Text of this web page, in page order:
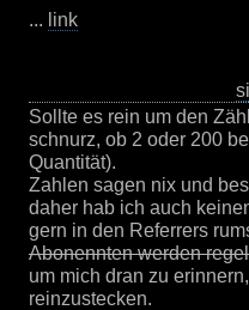
... link
Sollte es rein um den
schnurz, ob 2 oder 200
Quantität).
Zahlen sagen nix und
daher hab ich auch
gern in den Referrers
Abonennten werden
um mich dran zu
reinzustecken.